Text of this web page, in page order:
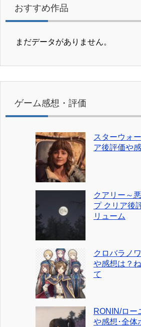
おすすめ作品
まだデータがありません。
ゲーム感想・評価
スターウォ
ア後評価や
クアリー～
プ クリア後
リューム
クロバラノ
や感想は？
て
RONIN/ロー
や感想･全体